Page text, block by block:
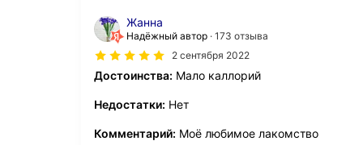
Жанна
Надёжный автор 173 отзыва
2 сентября 2022
Достоинства: Мало каллорий
Недостатки: Нет
Комментарий: Моё любимое лакомство